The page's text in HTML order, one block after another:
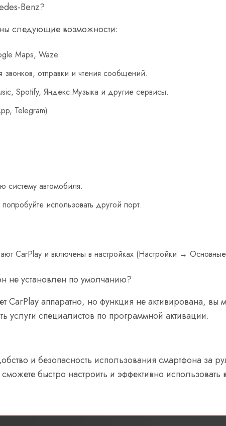
Benz?
следующие возможности:
Maps, Waze.
отправки и чтения сообщений.
Spotify, Яндекс.Музыка и другие сервисы.
Telegram).
систему автомобиля.
использовать другой порт.
CarPlay и включены в настройках (Настройки →
не установлен по умолчанию?
аппаратно, но функция не активирована, вы
услуги специалистов по программной активации.
и безопасность использования смартфона за
быстро настроить и эффективно